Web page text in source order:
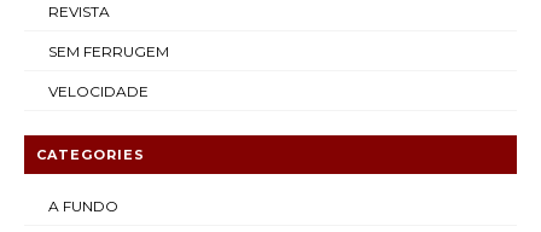
REVISTA
SEM FERRUGEM
VELOCIDADE
CATEGORIES
A FUNDO